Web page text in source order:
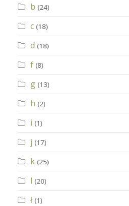
b (24)
c (18)
d (18)
f (8)
g (13)
h (2)
i (1)
j (17)
k (25)
l (20)
ł (1)